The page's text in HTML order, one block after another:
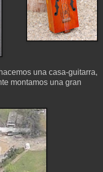
una casa-guitarra,
montamos una gran